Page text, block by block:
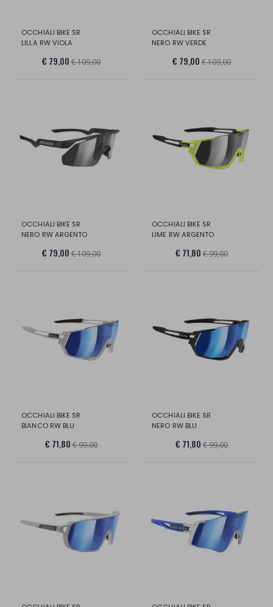
OCCHIALI BIKE SR
LILLA RW VIOLA
€ 79,00 € 109,00
OCCHIALI BIKE SR
NERO RW VERDE
€ 79,00 € 109,00
OCCHIALI BIKE SR
NERO RW ARGENTO
€ 79,00 € 109,00
OCCHIALI BIKE SR
LIME RW ARGENTO
€ 71,80 € 99,00
OCCHIALI BIKE SR
BIANCO RW BLU
€ 71,80 € 99,00
OCCHIALI BIKE SR
NERO RW BLU
€ 71,80 € 99,00